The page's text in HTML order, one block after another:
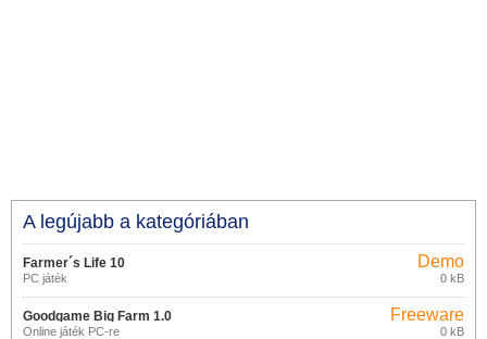
A legújabb a kategóriában
Farmer´s Life 10
PC játék
Demo
0 kB
Goodgame Big Farm 1.0
Online játék PC-re
Freeware
0 kB